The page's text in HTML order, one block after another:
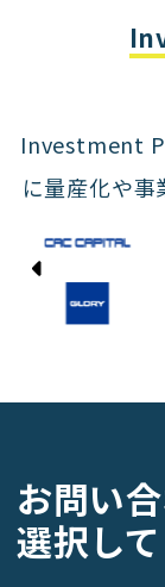
Investment
に量産化や事
Hamamatsu
Kyoto Chuo
Kyoto Bank
お問い
選択し